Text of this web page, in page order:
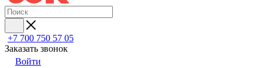
+7 700 750 57 05
Заказать звонок
Войти